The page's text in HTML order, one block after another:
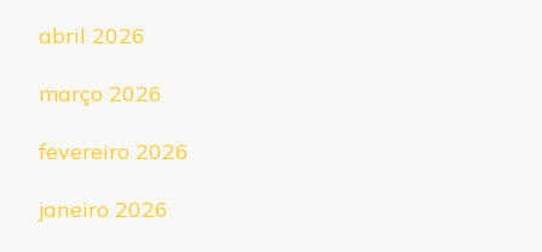
abril 2026
março 2026
fevereiro 2026
janeiro 2026